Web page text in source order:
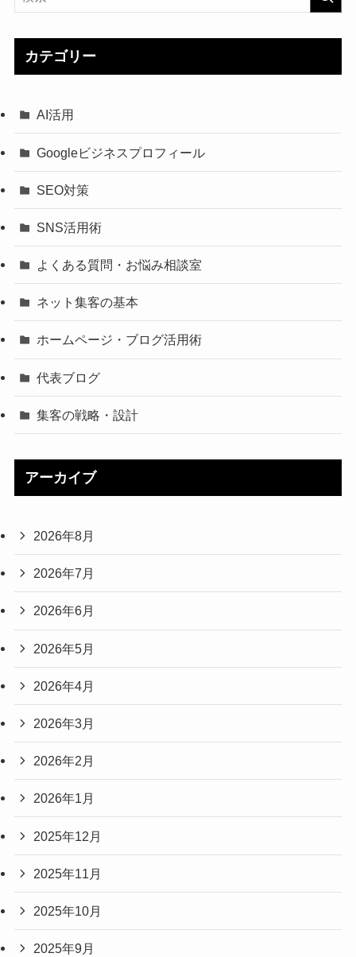
カテゴリー
AI活用
Googleビジネスプロフィール
SEO対策
SNS活用術
よくある質問・お悩み相談室
ネット集客の基本
ホームページ・ブログ活用術
代表ブログ
集客の戦略・設計
アーカイブ
2026年8月
2026年7月
2026年6月
2026年5月
2026年4月
2026年3月
2026年2月
2026年1月
2025年12月
2025年11月
2025年10月
2025年9月